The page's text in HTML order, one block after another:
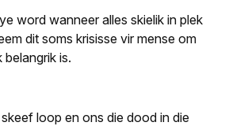
word wanneer alles skielik in plek
dit soms krisisse vir mense om
is.
loop en ons die dood in die